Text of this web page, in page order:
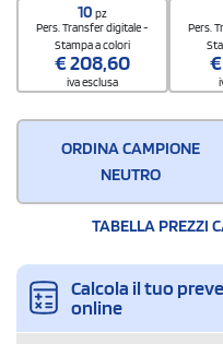
10pz
Pers. Transfer digitale -
Stampa a colori
€208,60
iva esclusa
Pers.
€
ORDINA CAMPIONE
NEUTRO
TABELLA PREZZI
Calcola il tuo
online